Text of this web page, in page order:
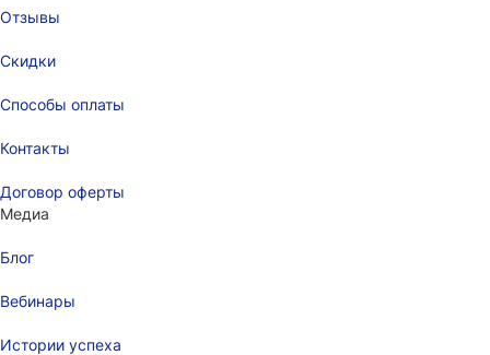
Отзывы
Скидки
Способы оплаты
Контакты
Договор оферты
Медиа
Блог
Вебинары
Истории успеха